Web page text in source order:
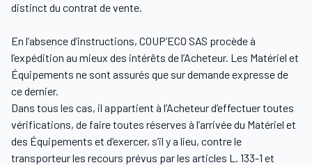
distinct du contrat de vente.
En l’absence d’instructions, COUP’ECO SAS procède à
l’expédition au mieux des intérêts de l’Acheteur. Les Matériel et
Équipements ne sont assurés que sur demande expresse de
ce dernier.
Dans tous les cas, il appartient à l’Acheteur d’effectuer toutes
vérifications, de faire toutes réserves à l’arrivée du Matériel et
des Équipements et d’exercer, s’il y a lieu, contre le
transporteur les recours prévus par les articles L. 133-1 et